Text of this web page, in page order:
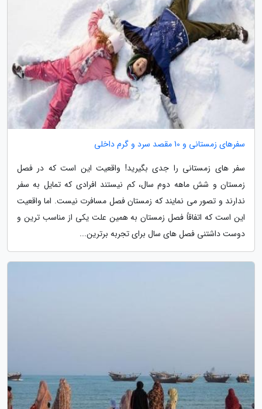
سفرهای زمستانی و 10 مقصد سرد و گرم داخلی
سفر های زمستانی را جدی بگیرید! واقعیت این است که در فصل
زمستان و شش ماهه دوم سال، کم نیستند افرادی که تمایل به سفر
ندارند و تصور می نمایند که زمستان فصل مسافرت نیست. اما واقعیت
این است که اتفاقاً فصل زمستان به همین علت یکی از مناسب ترین و
دوست داشتنی فصل های سال برای تجربه برترین...